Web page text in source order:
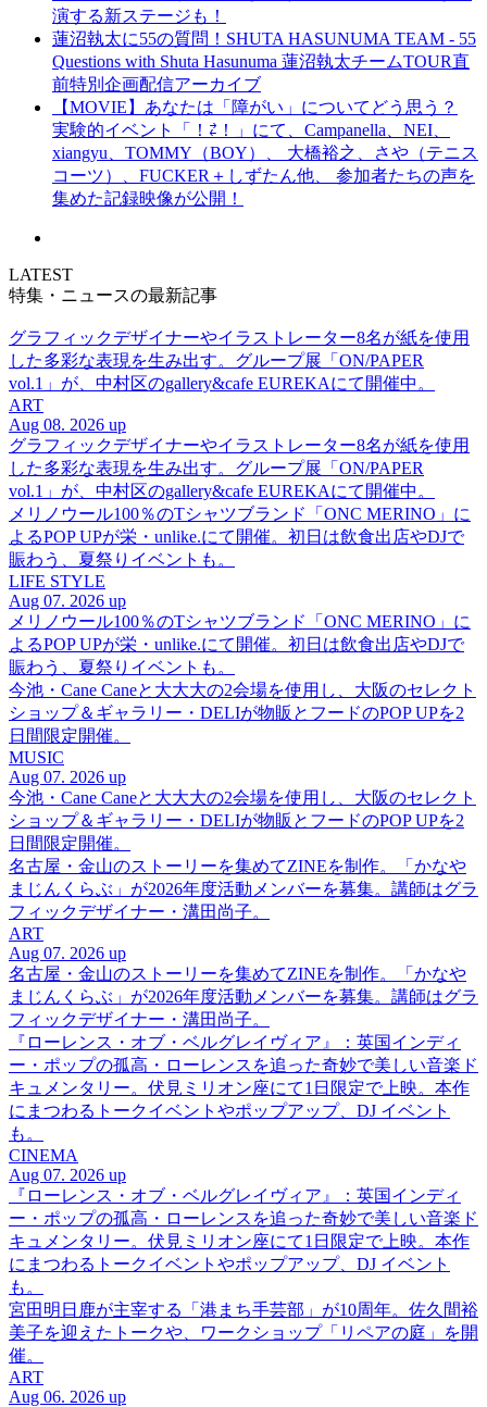
演する新ステージも！
蓮沼執太に55の質問！SHUTA HASUNUMA TEAM - 55
Questions with Shuta Hasunuma 蓮沼執太チームTOUR直
前特別企画配信アーカイブ
【MOVIE】あなたは「障がい」についてどう思う？
実験的イベント「！⇄！」にて、Campanella、NEI、
xiangyu、TOMMY（BOY）、 大橋裕之、さや（テニス
コーツ）、FUCKER＋しずたん他、 参加者たちの声を
集めた記録映像が公開！
LATEST
特集・ニュースの最新記事
グラフィックデザイナーやイラストレーター8名が紙を使用
した多彩な表現を生み出す。グループ展「ON/PAPER
vol.1」が、中村区のgallery&cafe EUREKAにて開催中。
ART
Aug 08. 2026 up
グラフィックデザイナーやイラストレーター8名が紙を使用
した多彩な表現を生み出す。グループ展「ON/PAPER
vol.1」が、中村区のgallery&cafe EUREKAにて開催中。
メリノウール100％のTシャツブランド「ONC MERINO」に
よるPOP UPが栄・unlike.にて開催。初日は飲食出店やDJで
賑わう、夏祭りイベントも。
LIFE STYLE
Aug 07. 2026 up
メリノウール100％のTシャツブランド「ONC MERINO」に
よるPOP UPが栄・unlike.にて開催。初日は飲食出店やDJで
賑わう、夏祭りイベントも。
今池・Cane Caneと大大大の2会場を使用し、大阪のセレクト
ショップ＆ギャラリー・DELIが物販とフードのPOP UPを2
日間限定開催。
MUSIC
Aug 07. 2026 up
今池・Cane Caneと大大大の2会場を使用し、大阪のセレクト
ショップ＆ギャラリー・DELIが物販とフードのPOP UPを2
日間限定開催。
名古屋・金山のストーリーを集めてZINEを制作。「かなや
まじんくらぶ」が2026年度活動メンバーを募集。講師はグラ
フィックデザイナー・溝田尚子。
ART
Aug 07. 2026 up
名古屋・金山のストーリーを集めてZINEを制作。「かなや
まじんくらぶ」が2026年度活動メンバーを募集。講師はグラ
フィックデザイナー・溝田尚子。
『ローレンス・オブ・ベルグレイヴィア』：英国インディ
ー・ポップの孤高・ローレンスを追った奇妙で美しい音楽ド
キュメンタリー。伏見ミリオン座にて1日限定で上映。本作
にまつわるトークイベントやポップアップ、DJ イベント
も。
CINEMA
Aug 07. 2026 up
『ローレンス・オブ・ベルグレイヴィア』：英国インディ
ー・ポップの孤高・ローレンスを追った奇妙で美しい音楽ド
キュメンタリー。伏見ミリオン座にて1日限定で上映。本作
にまつわるトークイベントやポップアップ、DJ イベント
も。
宮田明日鹿が主宰する「港まち手芸部」が10周年。佐久間裕
美子を迎えたトークや、ワークショップ「リペアの庭」を開
催。
ART
Aug 06. 2026 up